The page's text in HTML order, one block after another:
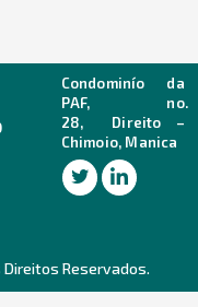
Condominío da
PAF, no.
28, Direito –
Chimoio, Manica
Direitos Reservados.